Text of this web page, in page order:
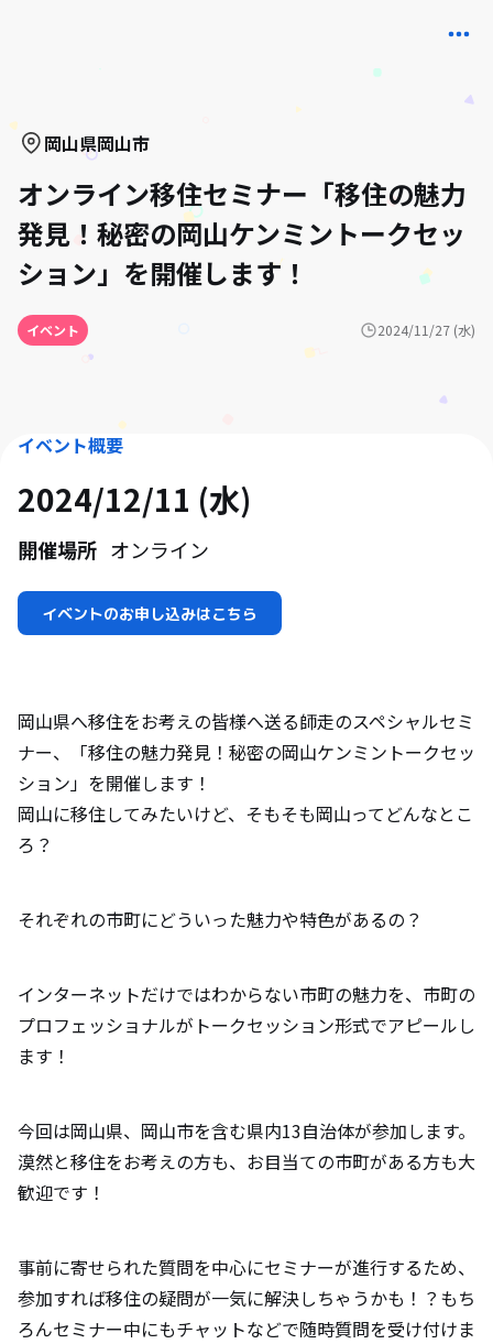
岡山県岡山市
オンライン移住セミナー「移住の魅力
発見！秘密の岡山ケンミントークセッ
ション」を開催します！
イベント 2024/11/27 (水)
イベント概要
2024/12/11 (水)
開催場所 オンライン
イベントのお申し込みはこちら
岡山県へ移住をお考えの皆様へ送る師走のスペシャルセミ
ナー、「移住の魅力発見！秘密の岡山ケンミントークセッ
ション」を開催します！
岡山に移住してみたいけど、そもそも岡山ってどんなとこ
ろ？
それぞれの市町にどういった魅力や特色があるの？
インターネットだけではわからない市町の魅力を、市町の
プロフェッショナルがトークセッション形式でアピールし
ます！
今回は岡山県、岡山市を含む県内13自治体が参加します。
漠然と移住をお考えの方も、お目当ての市町がある方も大
歓迎です！
事前に寄せられた質問を中心にセミナーが進行するため、
参加すれば移住の疑問が一気に解決しちゃうかも！？もち
ろんセミナー中にもチャットなどで随時質問を受け付けま